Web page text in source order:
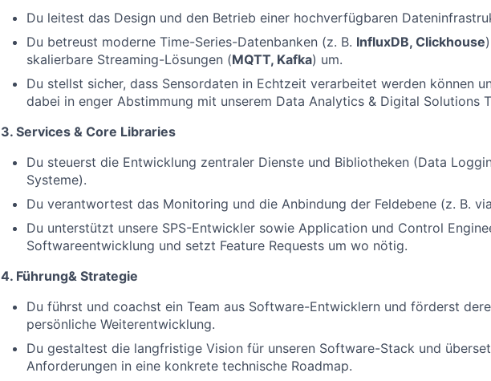
Du leitest das Design und den Betrieb einer hochverfügbaren
Du betreust moderne Time-Series-Datenbanken (z. B. InfluxDB, Clickhouse
skalierbare Streaming-Lösungen (MQTT, Kafka) um.
Du stellst sicher, dass Sensordaten in Echtzeit verarbeitet werden können
dabei in enger Abstimmung mit unserem Data Analytics & Digital Solutions
3. Services & Core Libraries
Du steuerst die Entwicklung zentraler Dienste und Bibliotheken (Data
Systeme).
Du verantwortest das Monitoring und die Anbindung der Feldebene (z. B.
Du unterstützt unsere SPS-Entwickler sowie Application und Control
Softwareentwicklung und setzt Feature Requests um wo nötig.
4. Führung& Strategie
Du führst und coachst ein Team aus Software-Entwicklern und förderst
persönliche Weiterentwicklung.
Du gestaltest die langfristige Vision für unseren Software-Stack und
Anforderungen in eine konkrete technische Roadmap.